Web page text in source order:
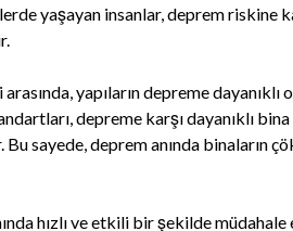
yaşayan insanlar, deprem
yapıların depreme
depreme karşı dayanıklı
sayede, deprem anında binaların
hızlı ve etkili bir şekilde